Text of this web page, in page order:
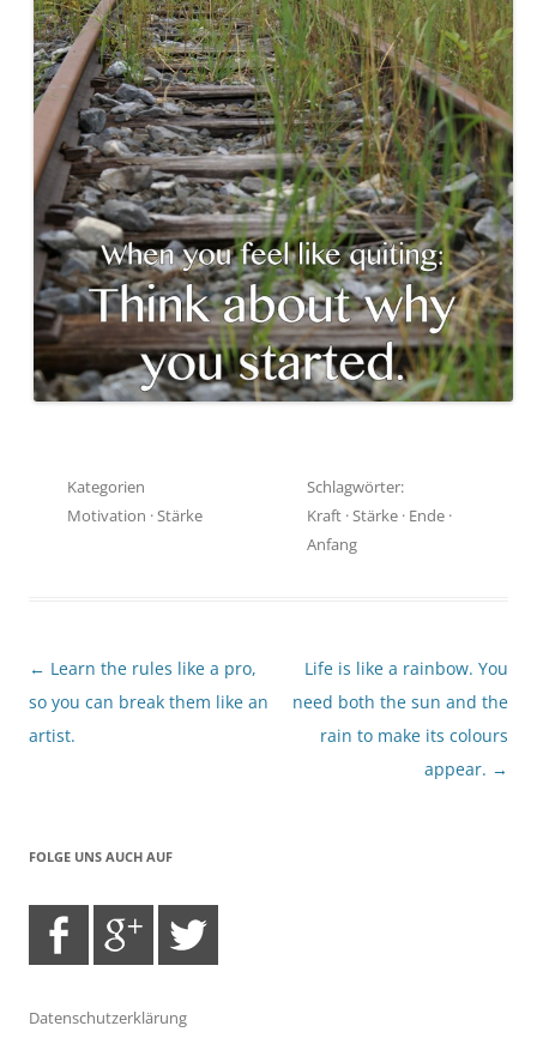
Kategorien
Motivation ·Stärke
Schlagwörter:
Kraft ·Stärke · Ende ·
Anfang
Beitragsnavigation
← Learn the rules like a pro,
so you can break them like an
artist.
Life is like a rainbow. You
need both the sun and the
rain to make its colours
appear. →
FOLGE UNS AUCH AUF
Datenschutzerklärung